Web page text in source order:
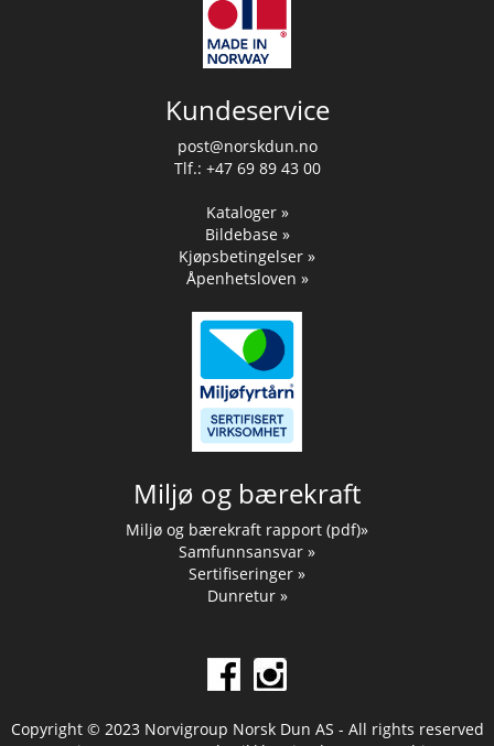
Kundeservice
post@norskdun.no
Tlf.: +47 69 89 43 00
Kataloger »
Bildebase »
Kjøpsbetingelser »
Åpenhetsloven »
Miljø og bærekraft
Miljø og bærekraft rapport (pdf)»
Samfunnsansvar »
Sertifiseringer »
Dunretur »
Copyright © 2023 Norvigroup Norsk Dun AS - All rights reserved